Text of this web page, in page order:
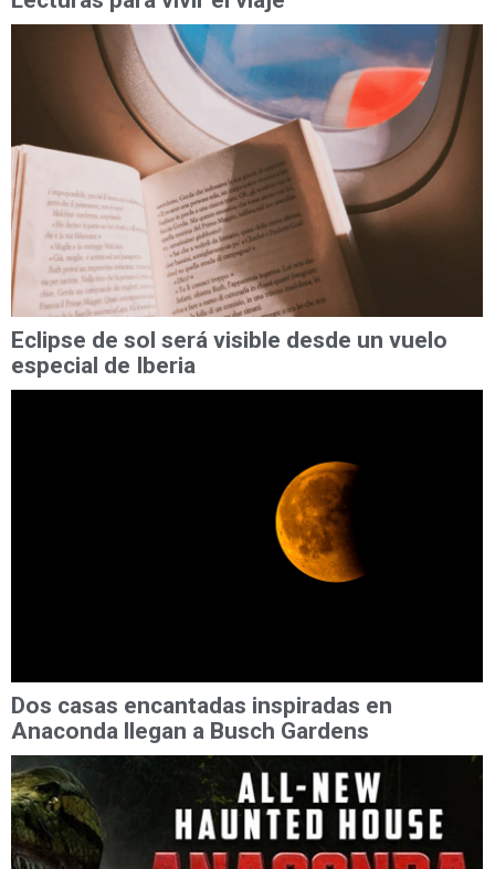
Eclipse de sol será visible desde un vuelo
especial de Iberia
Dos casas encantadas inspiradas en
Anaconda llegan a Busch Gardens